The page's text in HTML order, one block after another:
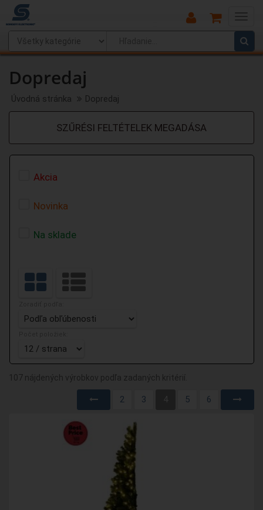
Main
Menu
Dopredaj
Úvodná stránka Dopredaj
SZŰRÉSI FELTÉTELEK MEGADÁSA
Akcia
Novinka
Na sklade
107 nájdených výrobkov podľa zadaných kritérií.
2 3 5 6